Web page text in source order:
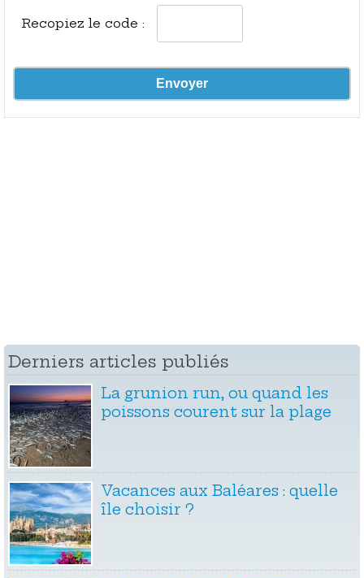
Recopiez le code :
Derniers articles publiés
La grunion run, ou quand les
poissons courent sur la plage
Vacances aux Baléares : quelle
île choisir ?